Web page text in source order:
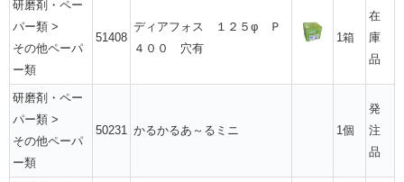
研磨剤・ペー
パー類 >
その他ペーパ
ー類
51408
ディアフォス １２５φ Ｐ
４００ 穴有
1箱
在
庫
品
研磨剤・ペー
パー類 >
その他ペーパ
ー類
50231 かるかるあ～るミニ 1個
発
注
品